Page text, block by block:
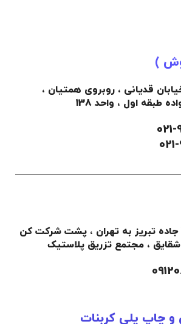
)
قدیانی ، روبروی همتیان ،
طبقه اول ، واحد 138
تبریز ، کیلومتر 22 جاده تبریز به تهران ، پشت شرکت کن
شقایق ، مجتمع تزریق پلاستیک
و چاپ پلی کربنات